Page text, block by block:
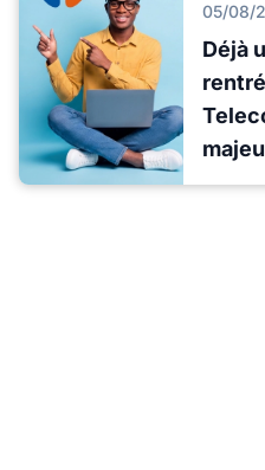
05/08/
Déjà